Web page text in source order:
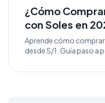
¿Cómo
con Soles en
Aprende cómo
desde S/1. Guía paso a